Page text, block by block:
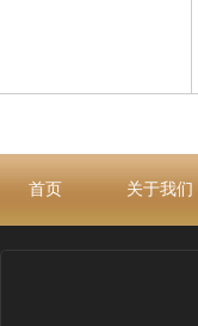
首页 关于我们